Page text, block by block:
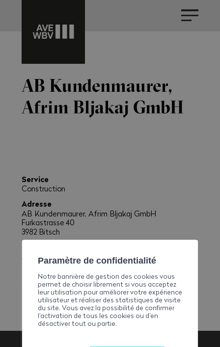
AB Kundenmaurer,
Afrim Bljakaj GmbH
Service
Construction
Adresse
AB Kundenmaurer, Afrim Bljakaj GmbH
Furkastrasse 40
3982 Bitsch
Afrim Bljakaj(Patron)
E-mail
ab.70@gmx.ch
Paramètre de confidentialité
Notre bannière de gestion des cookies vous
permet de choisir librement si vous acceptez
leur utilisation pour améliorer votre expérience
utilisateur et réaliser des statistiques de visite
du site. Vous avez la possibilité de confirmer
l’activation de tous les cookies ou d’en
désactiver tout ou partie.